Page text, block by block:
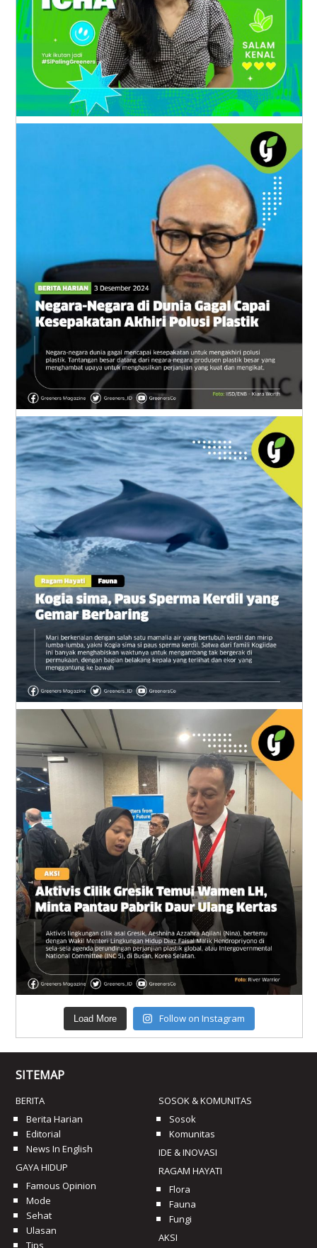
Load More Follow on Instagram
SITEMAP
BERITA
Berita Harian
Editorial
News In English
GAYA HIDUP
Famous Opinion
Mode
Sehat
Ulasan
Tips
SOSOK & KOMUNITAS
Sosok
Komunitas
IDE & INOVASI
RAGAM HAYATI
Flora
Fauna
Fungi
AKSI